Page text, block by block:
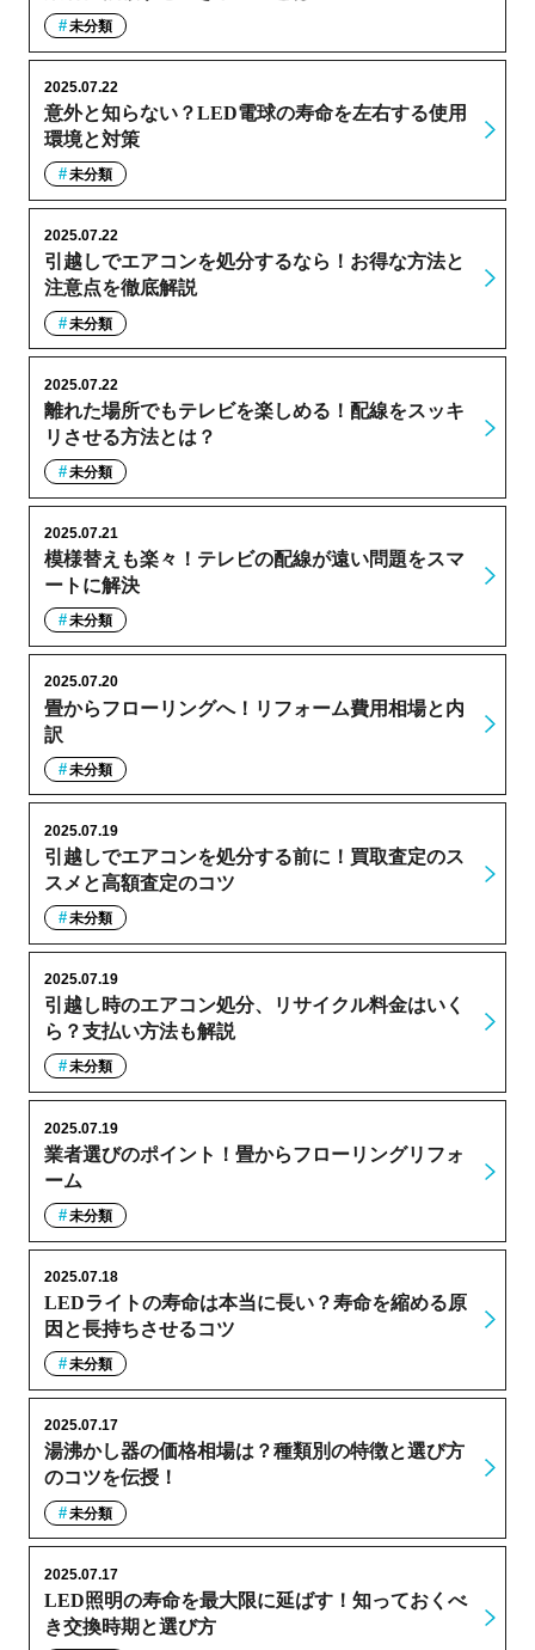
未分類
意外と知らない？LED電球の寿命を左右する使用
環境と対策
2025.07.22
未分類
引越しでエアコンを処分するなら！お得な方法と
注意点を徹底解説
2025.07.22
未分類
離れた場所でもテレビを楽しめる！配線をスッキ
リさせる方法とは？
2025.07.22
未分類
模様替えも楽々！テレビの配線が遠い問題をスマ
ートに解決
2025.07.21
未分類
畳からフローリングへ！リフォーム費用相場と内
訳
2025.07.20
未分類
引越しでエアコンを処分する前に！買取査定のス
スメと高額査定のコツ
2025.07.19
未分類
引越し時のエアコン処分、リサイクル料金はいく
ら？支払い方法も解説
2025.07.19
未分類
業者選びのポイント！畳からフローリングリフォ
ーム
2025.07.19
未分類
LEDライトの寿命は本当に長い？寿命を縮める原
因と長持ちさせるコツ
2025.07.18
未分類
湯沸かし器の価格相場は？種類別の特徴と選び方
のコツを伝授！
2025.07.17
未分類
LED照明の寿命を最大限に延ばす！知っておくべ
き交換時期と選び方
2025.07.17